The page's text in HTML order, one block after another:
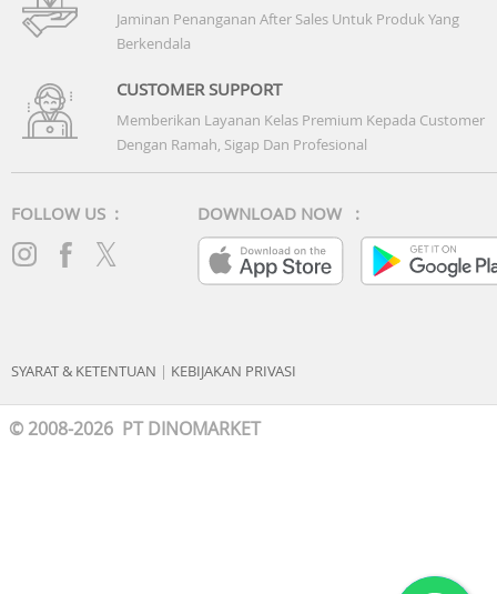
Jaminan Penanganan After Sales Untuk Produk Yang
Berkendala
CUSTOMER SUPPORT
Memberikan Layanan Kelas Premium Kepada Customer
Dengan Ramah, Sigap Dan Profesional
FOLLOW US : DOWNLOAD NOW :
SYARAT & KETENTUAN | KEBIJAKAN PRIVASI
© 2008-2026 PT DINOMARKET